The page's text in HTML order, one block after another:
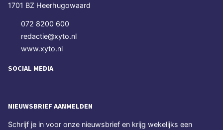
1701 BZ Heerhugowaard
072 8200 600
redactie@xyto.nl
www.xyto.nl
SOCIAL MEDIA
NIEUWSBRIEF AANMELDEN
Schrijf je in voor onze nieuwsbrief en krijg wekelijks een